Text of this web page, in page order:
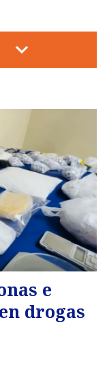
e
drogas